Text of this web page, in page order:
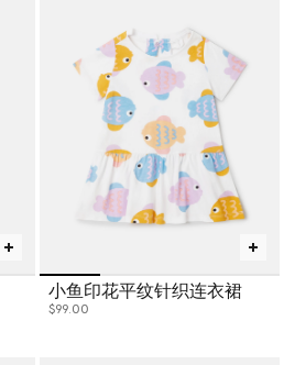
小鱼印花平纹针织连衣裙
$99.00